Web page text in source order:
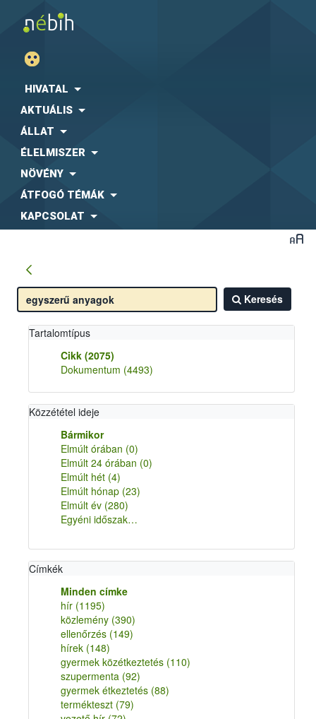
HIVATAL
AKTUÁLIS
ÁLLAT
ÉLELMISZER
NÖVÉNY
ÁTFOGÓ TÉMÁK
KAPCSOLAT
Keresés
Tartalomtípus
Cikk (2075)
Dokumentum (4493)
Közzététel ideje
Bármikor
Elmúlt órában (0)
Elmúlt 24 órában (0)
Elmúlt hét (4)
Elmúlt hónap (23)
Elmúlt év (280)
Egyéni időszak…
Címkék
Minden címke
hír (1195)
közlemény (390)
ellenőrzés (149)
hírek (148)
gyermek közétkeztetés (110)
szupermenta (92)
gyermek étkeztetés (88)
termékteszt (79)